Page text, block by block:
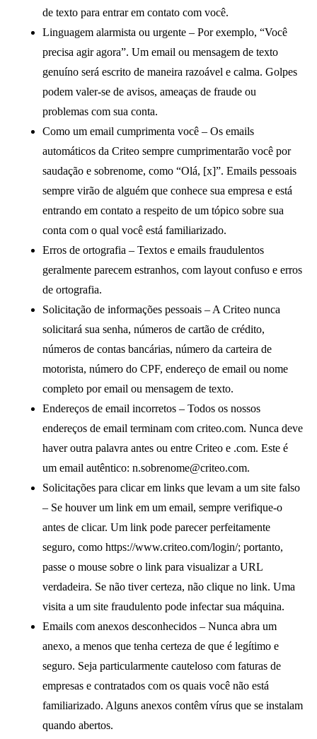
de texto para entrar em contato com você.
Linguagem alarmista ou urgente – Por exemplo, “Você
precisa agir agora”. Um email ou mensagem de texto
genuíno será escrito de maneira razoável e calma. Golpes
podem valer-se de avisos, ameaças de fraude ou
problemas com sua conta.
Como um email cumprimenta você – Os emails
automáticos da Criteo sempre cumprimentarão você por
saudação e sobrenome, como “Olá, [x]”. Emails pessoais
sempre virão de alguém que conhece sua empresa e está
entrando em contato a respeito de um tópico sobre sua
conta com o qual você está familiarizado.
Erros de ortografia – Textos e emails fraudulentos
geralmente parecem estranhos, com layout confuso e erros
de ortografia.
Solicitação de informações pessoais – A Criteo nunca
solicitará sua senha, números de cartão de crédito,
números de contas bancárias, número da carteira de
motorista, número do CPF, endereço de email ou nome
completo por email ou mensagem de texto.
Endereços de email incorretos – Todos os nossos
endereços de email terminam com criteo.com. Nunca deve
haver outra palavra antes ou entre Criteo e .com. Este é
um email autêntico: n.sobrenome@criteo.com.
Solicitações para clicar em links que levam a um site falso
– Se houver um link em um email, sempre verifique-o
antes de clicar. Um link pode parecer perfeitamente
seguro, como https://www.criteo.com/login/; portanto,
passe o mouse sobre o link para visualizar a URL
verdadeira. Se não tiver certeza, não clique no link. Uma
visita a um site fraudulento pode infectar sua máquina.
Emails com anexos desconhecidos – Nunca abra um
anexo, a menos que tenha certeza de que é legítimo e
seguro. Seja particularmente cauteloso com faturas de
empresas e contratados com os quais você não está
familiarizado. Alguns anexos contêm vírus que se instalam
quando abertos.